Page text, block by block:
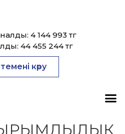
4 144 993 тг
44 455 244 тг
көру